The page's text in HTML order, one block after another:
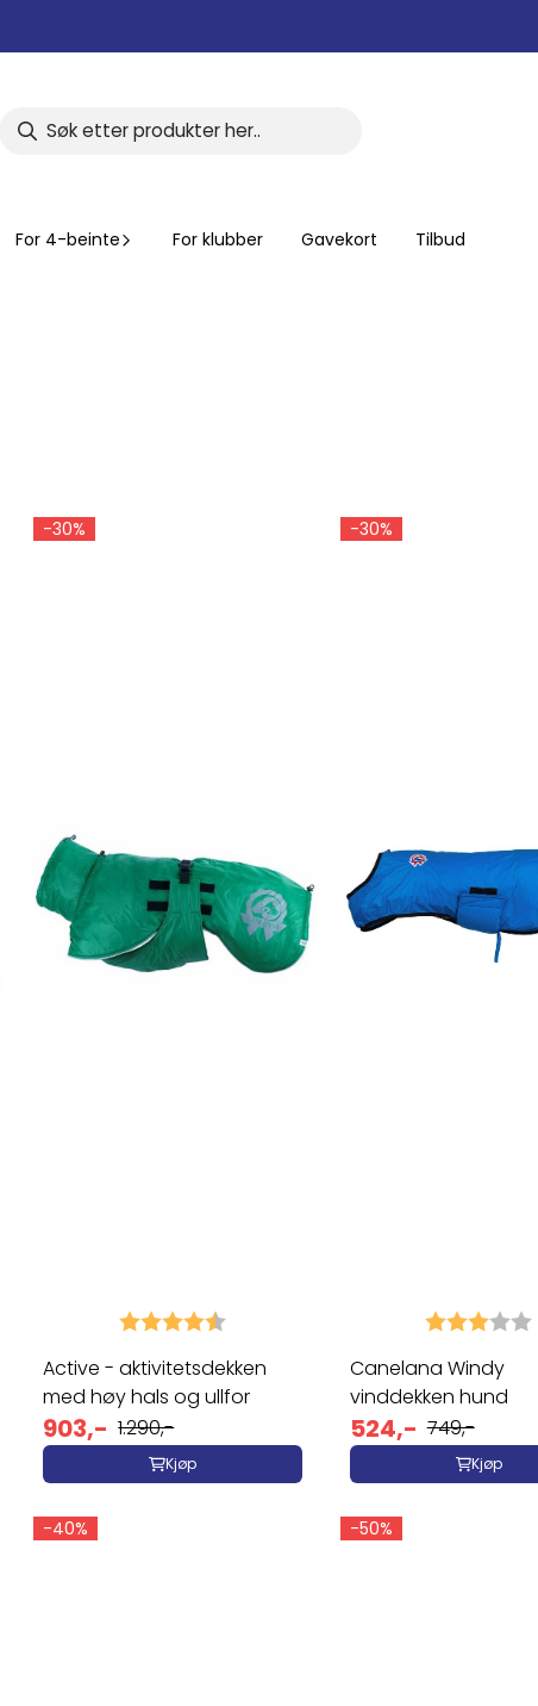
For 4-beinte For klubber Gavekort Tilbud
-30%
Karakter: 4.5 av 5 mulige
Active - aktivitetsdekken
med høy hals og ullfor
903,- 1.290,-
Kjøp
-30%
Karakter:
Canelana Windy
vinddekken hund
524,- 749,-
Kjøp
-40% -50%